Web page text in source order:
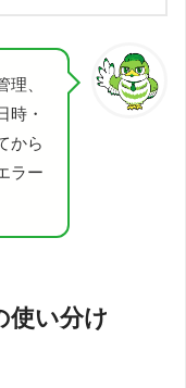
、
時・
から
ラー
使い分け